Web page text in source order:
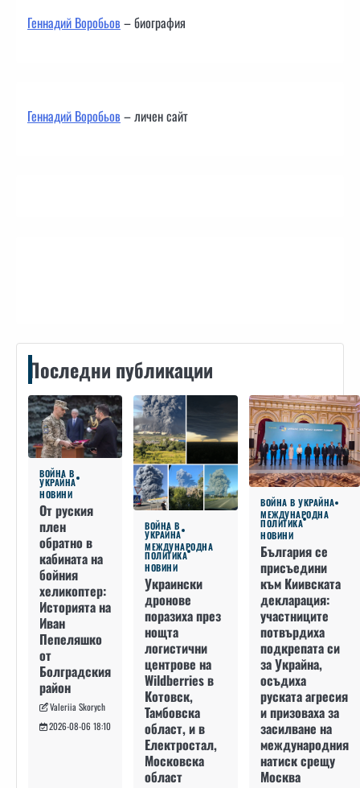
Геннадий Воробьов– биография
Геннадий Воробьов– личен сайт
Последни публикации
ВОЙНА В
УКРАЙНА
НОВИНИ
От руския
плен
обратно в
кабината на
бойния
хеликоптер:
Историята на
Иван
Пепеляшко
от
Болградския
район
Valeriia Skorych
2026-08-06 18:10
ВОЙНА В
УКРАЙНА
МЕЖДУНАРОДНА
ПОЛИТИКА
НОВИНИ
Украински
дронове
поразиха през
нощта
логистични
центрове на
Wildberries в
Котовск,
Тамбовска
област, и в
Електростал,
Московска
област
ВОЙНА В УКРАЙНА
МЕЖДУНАРОДНА
ПОЛИТИКА
НОВИНИ
България се
присъедини
към Киивската
декларация:
участниците
потвърдиха
подкрепата си
за Украйна,
осъдиха
руската агресия
и призоваха за
засилване на
международния
натиск срещу
Москва